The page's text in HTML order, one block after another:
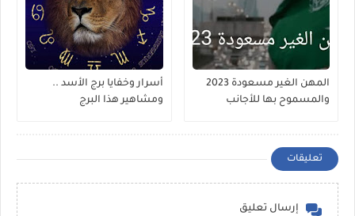
المهن الغير مسعودة 2023
والمسموح بها للأجانب
أسرار وخفايا برج الأسد ..
ومشاهير هذا البرج
تعليقات
إرسال تعليق